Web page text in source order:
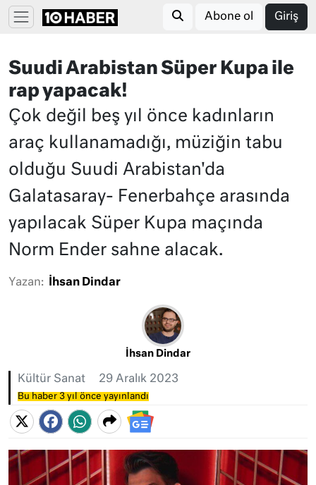
Abone ol Giriş
Suudi Arabistan Süper Kupa ile
rap yapacak!
Çok değil beş yıl önce kadınların
araç kullanamadığı, müziğin tabu
olduğu Suudi Arabistan'da
Galatasaray- Fenerbahçe arasında
yapılacak Süper Kupa maçında
Norm Ender sahne alacak.
Yazan: İhsan Dindar
İhsan Dindar
Kültür Sanat 29 Aralık 2023
Bu haber 3 yıl önce yayınlandı